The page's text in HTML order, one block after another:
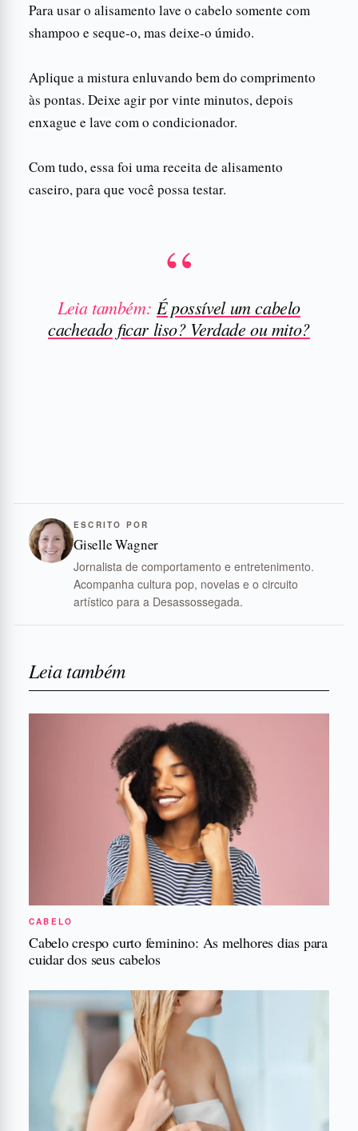
Para usar o alisamento lave o cabelo somente com
shampoo e seque-o, mas deixe-o úmido.
Aplique a mistura enluvando bem do comprimento
às pontas. Deixe agir por vinte minutos, depois
enxague e lave com o condicionador.
Com tudo, essa foi uma receita de alisamento
caseiro, para que você possa testar.
Leia também: É possível um cabelo
cacheado ficar liso? Verdade ou mito?
ESCRITO POR
Giselle Wagner
Jornalista de comportamento e entretenimento.
Acompanha cultura pop, novelas e o circuito
artístico para a Desassossegada.
Leia também
CABELO
Cabelo crespo curto feminino: As melhores dias para
cuidar dos seus cabelos